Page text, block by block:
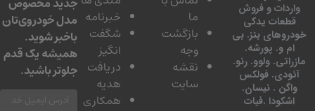
و فروش
یدکی
بنز. بی
و. پورشه.
ولوو. رنو.
فولکس
. نیسان.
.فیات
بازگشت
نقشه
سایت
خبرنامه
شگفت
دریافت
همکاری
مدل خودروی‌تان
باخبر شوید.
همیشه یک قدم
جلوتر باشید.